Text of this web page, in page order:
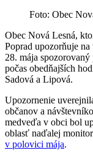
Foto: Obec
Obec Nová Lesná,
Poprad upozorňuje
28. mája
počas obedňajších
Sadová a Lipová.
Upozornenie
občanov a
medveďa v obci bol
oblasť naďalej
v polovici mája.